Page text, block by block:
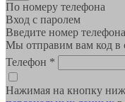
По номеру телефона
Вход с паролем
Введите номер телефона
Мы отправим вам код в
Телефон *
Нажимая на кнопку